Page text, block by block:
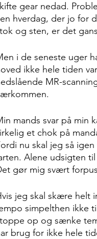
gear nedad.
hverdag, der jo for
og sten, er det
i de seneste uger
ikke hele tiden
MR-
mands svar på min
et chok på
nu skal jeg så
Alene udsigten
gør mig svært
jeg skal skære helt
simpelthen ikke
op og sænke
brug for ikke hele